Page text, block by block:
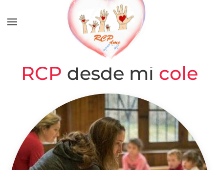
Skip to main content
RCP desde mi cole